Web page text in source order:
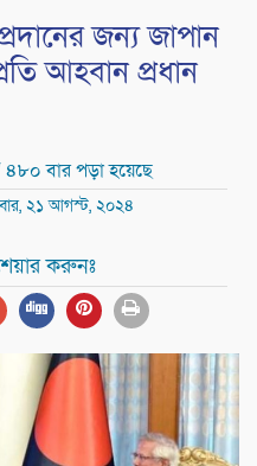
জন্য জাপান
আহবান প্রধান
৪৮০ বার পড়া হয়েছে
২১ আগস্ট, ২০২৪
করুনঃ